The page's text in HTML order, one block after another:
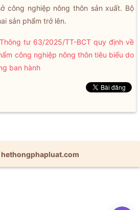
công nghiệp nông thôn sản xuất. Bộ
sản phẩm trở lên.
tư 63/2025/TT-BCT quy định về
công nghiệp nông thôn tiêu biểu do
ban hành